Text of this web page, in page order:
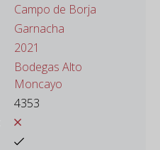
Campo de Borja
Garnacha
2021
Bodegas Alto
Moncayo
4353